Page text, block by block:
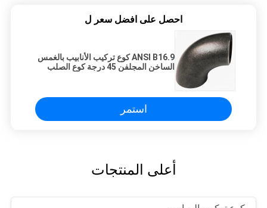
احصل على افضل سعر ل
ANSI B16.9 كوع تركيب الأنابيب بالغمس
الساخن المجلفن 45 درجة كوع الصلب
استمر
أعلى المنتجات